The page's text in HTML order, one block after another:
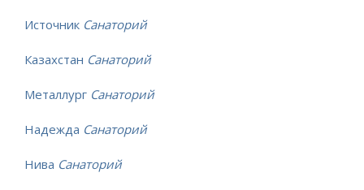
Источник Санаторий
Казахстан Санаторий
Металлург Санаторий
Надежда Санаторий
Нива Санаторий